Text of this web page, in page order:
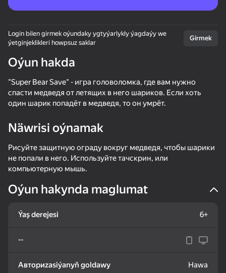
Login bilen girmek oýundaky ygtyýarlykly ýagdaýy we
ýetginjeklikleri howpsuz saklar
Girmek
Oýun hakda
"Super Bear Save" - игра головоломка, где вам нужно
спасти медведя от летящих в него шариков. Если хоть
один шарик попадёт в медведя, то он умрёт.
Näwrisi oýnamak
Рисуйте защитную ограду вокруг медведя, чтобы шарики
не попали в него. Используйте тачскрин, или
компьютерную мышь.
Oýun hakynda maglumat
Ýaş derejesi 6+
--
Авториzasiýanyň goldawy Hawa